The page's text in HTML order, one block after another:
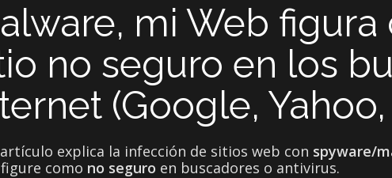
mi Web
no seguro en los
(Google,
explica la infección de sitios web con spyware/
como no seguro en buscadores o antivirus.